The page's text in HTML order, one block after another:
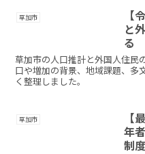
草加市
【
と
る
草加市の人口推計と外国人住民
口や増加の背景、地域課題、多
く整理しました。
草加市
【
年
制